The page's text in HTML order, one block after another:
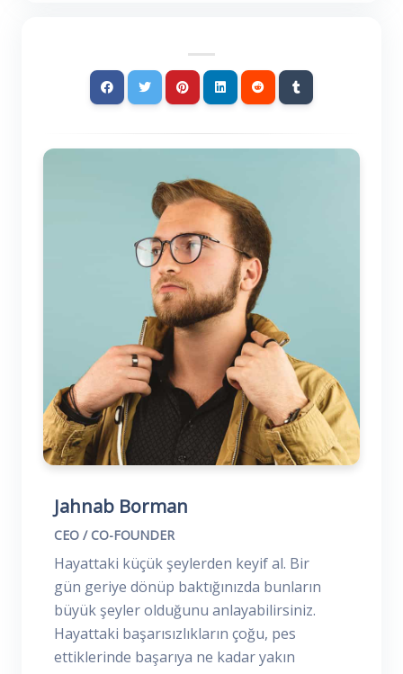
Jahnab Borman
CEO / CO-FOUNDER
Hayattaki küçük şeylerden keyif al. Bir
gün geriye dönüp baktığınızda bunların
büyük şeyler olduğunu anlayabilirsiniz.
Hayattaki başarısızlıkların çoğu, pes
ettiklerinde başarıya ne kadar yakın